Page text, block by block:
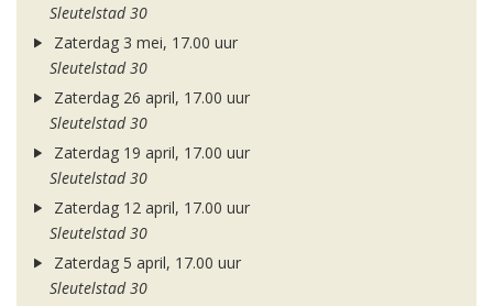
Sleutelstad 30
Zaterdag 3 mei, 17.00 uur
Sleutelstad 30
Zaterdag 26 april, 17.00 uur
Sleutelstad 30
Zaterdag 19 april, 17.00 uur
Sleutelstad 30
Zaterdag 12 april, 17.00 uur
Sleutelstad 30
Zaterdag 5 april, 17.00 uur
Sleutelstad 30